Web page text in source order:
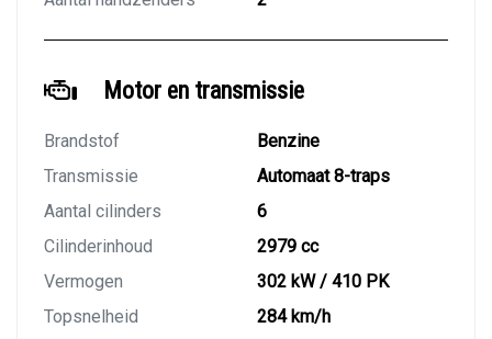
Motor en transmissie
Brandstof
Benzine
Transmissie
Automaat 8-traps
Aantal cilinders
6
Cilinderinhoud
2979 cc
Vermogen
302 kW / 410 PK
Topsnelheid
284 km/h